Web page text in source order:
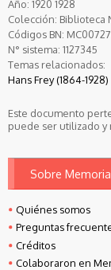
Año: 1920 1928
Colección: Biblioteca
Códigos BN:
N° sistema: 1127345
Temas relacionados:
Hans Frey (1864-1928)
Este documento
puede ser utilizado
Sobre
Quiénes somos
Preguntas
Créditos
Colaboraron en